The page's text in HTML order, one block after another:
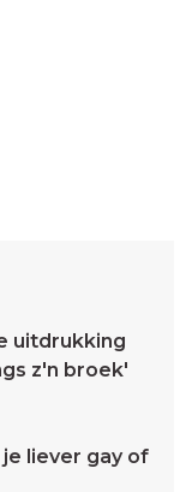
uitdrukking
z'n broek'
je liever gay of